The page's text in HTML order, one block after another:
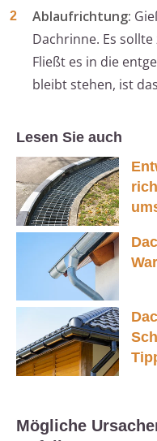
Ablaufrichtung:
Dachrinne. Es
Fließt es in die
bleibt stehen, ist
Lesen Sie auch
Mögliche